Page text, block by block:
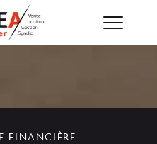
FINANCIÈRE